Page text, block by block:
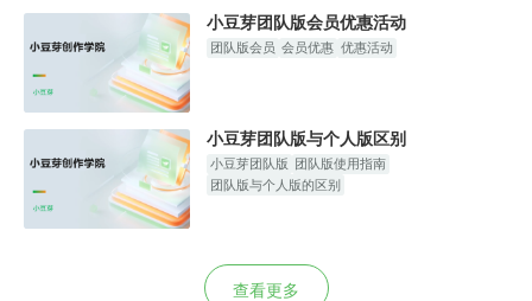
小豆芽团队版会员优惠活动
团队版会员 会员优惠 优惠活动
小豆芽团队版与个人版区别
小豆芽团队版 团队版使用指南
团队版与个人版的区别
查看更多